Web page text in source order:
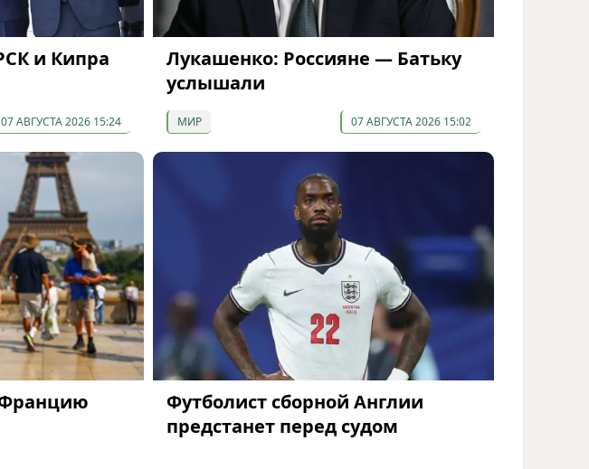
и Кипра
07 АВГУСТА 2026 15:24
Лукашенко: Россияне — Батьку
услышали
МИР 07 АВГУСТА 2026 15:02
Францию
Футболист сборной Англии
предстанет перед судом